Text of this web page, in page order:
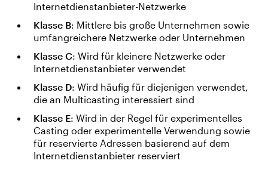
Internetdienstanbieter-Netzwerke
Klasse B: Mittlere bis große Unternehmen sowie
umfangreichere Netzwerke oder Unternehmen
Klasse C: Wird für kleinere Netzwerke oder
Internetdienstanbieter verwendet
Klasse D: Wird häufig für diejenigen verwendet,
die an Multicasting interessiert sind
Klasse E: Wird in der Regel für experimentelles
Casting oder experimentelle Verwendung sowie
für reservierte Adressen basierend auf dem
Internetdienstanbieter reserviert